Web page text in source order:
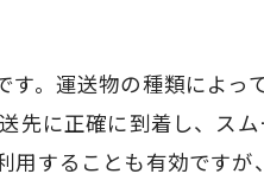
。運送物の種類によっ
先に正確に到着し、ス
することも有効ですが